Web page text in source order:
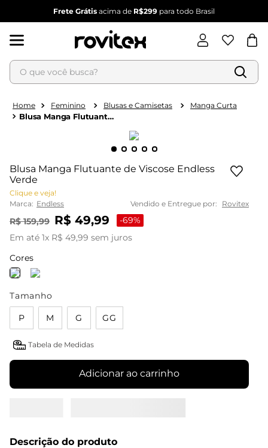
Frete Grátis acima de R$299 para todo Brasil
O que você busca?
Feminino Blusas e Camisetas Manga Curta
Blusa Manga Flutuante
Blusa Manga Flutuante de Viscose Endless
Verde
Clique e veja!
Marca: Endless Vendido e Entregue por: Rovitex
R$ 159,99 R$ 49,99 -69%
Em até 1x R$ 49,99 sem juros
Cores
Tamanho
P M G GG
Tabela de Medidas
Adicionar ao carrinho
Descrição do produto
Termos mais buscados
º
blusa feminina
5º
calça feminina
6º conjunto feminino